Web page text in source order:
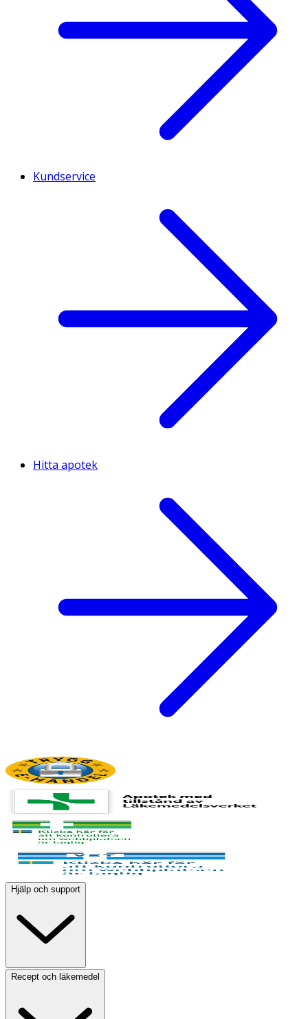
Kundservice
Hitta apotek
Hjälp och support
Recept och läkemedel